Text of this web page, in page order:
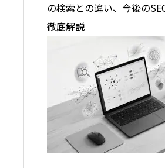
の検索との違い、今後の
徹底解説